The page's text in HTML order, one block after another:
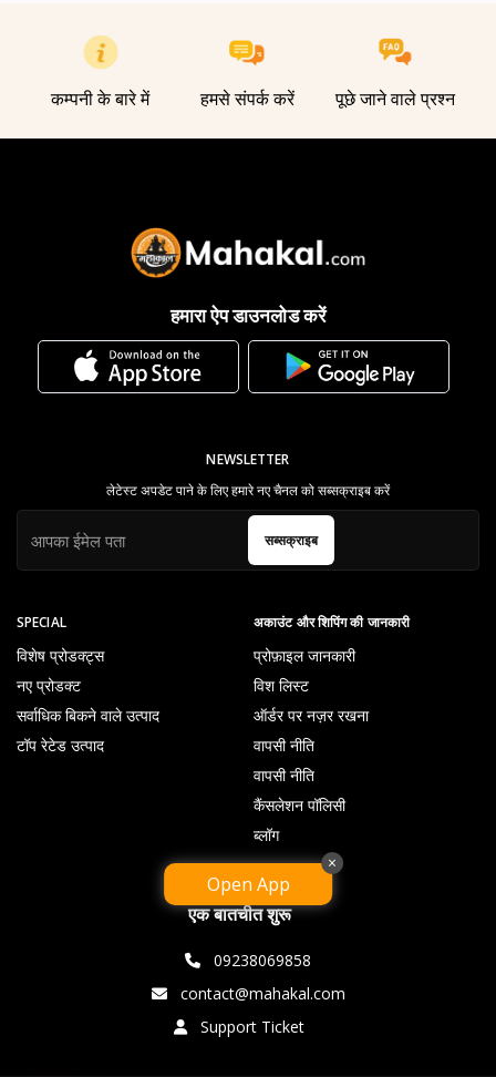
कम्पनी के बारे में हमसे संपर्क करें पूछे जाने वाले प्रश्न
हमारा ऐप डाउनलोड करें
SPECIAL
विशेष प्रोडक्ट्स
नए प्रोडक्ट
सर्वाधिक बिकने वाले उत्पाद
टॉप रेटेड उत्पाद
अकाउंट और शिपिंग की जानकारी
प्रोफ़ाइल जानकारी
विश लिस्ट
ऑर्डर पर नज़र रखना
वापसी नीति
वापसी नीति
कैंसलेशन पॉलिसी
ब्लॉग
NEWSLETTER
लेटेस्ट अपडेट पाने के लिए हमारे नए चैनल को सब्सक्राइब करें
सब्सक्राइब
एक बातचीत शुरू
09238069858
contact@mahakal.com
Support Ticket
Open App
×